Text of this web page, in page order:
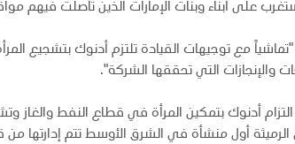
على أبناء وبنات الإمارات الذين تأصلت فيهم
مع توجيهات القيادة تلتزم أدنوك بتشجيع
والإنجازات التي تحققها الشركة".
أدنوك بتمكين المرأة في قطاع النفط
أول منشأة في الشرق الأوسط تتم إدارتها